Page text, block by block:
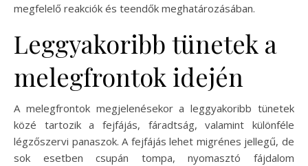
megfelelő reakciók és teendők meghatározásában.
Leggyakoribb tünetek a
melegfrontok idején
A melegfrontok megjelenésekor a leggyakoribb tünetek
közé tartozik a fejfájás, fáradtság, valamint különféle
légzőszervi panaszok. A fejfájás lehet migrénes jellegű, de
sok esetben csupán tompa, nyomasztó fájdalom